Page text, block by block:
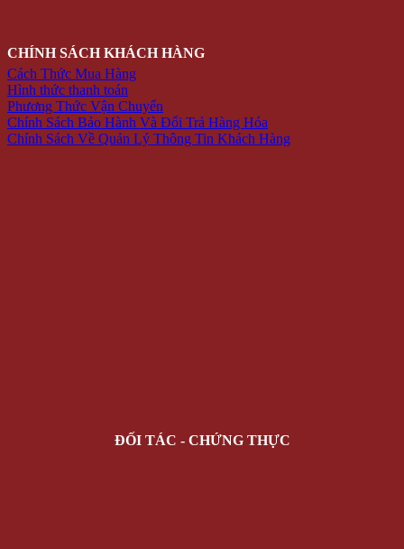
CHÍNH SÁCH KHÁCH HÀNG
Cách Thức Mua Hàng
Hình thức thanh toán
Phương Thức Vận Chuyển
Chính Sách Bảo Hành Và Đổi Trả Hàng Hóa
Chính Sách Về Quản Lý Thông Tin Khách Hàng
ĐỐI TÁC - CHỨNG THỰC